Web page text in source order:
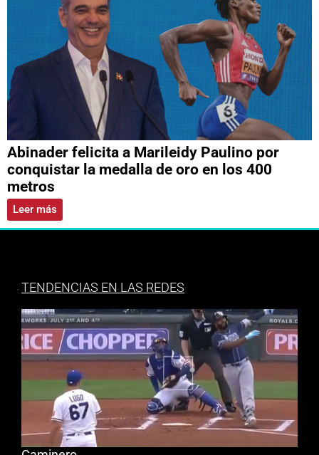
Abinader felicita a Marileidy Paulino por
conquistar la medalla de oro en los 400
metros
Leer más
TENDENCIAS EN LAS REDES